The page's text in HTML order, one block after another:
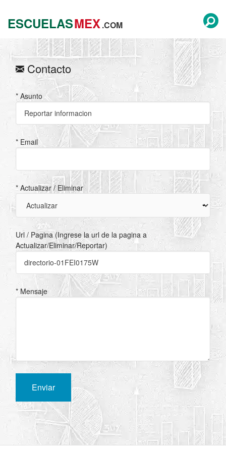
ESCUELASMEX.COM
Contacto
* Asunto
* Email
* Actualizar / Eliminar
Url / Pagina (Ingrese la url de la pagina a
Actualizar/Eliminar/Reportar)
* Mensaje
Enviar